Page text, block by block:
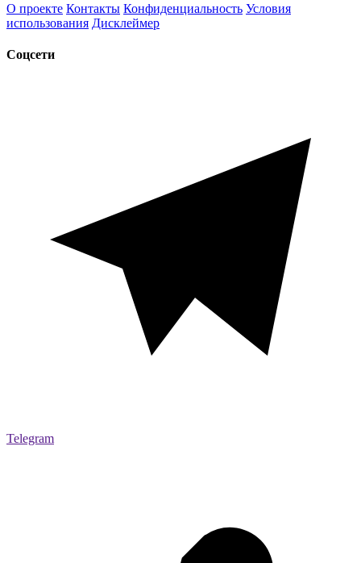
О проекте Контакты Конфиденциальность Условия
использования Дисклеймер
Соцсети
Telegram